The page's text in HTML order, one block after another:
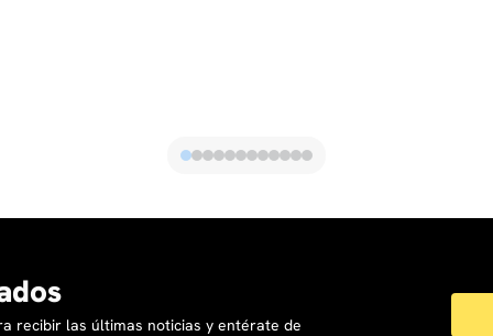
recibir las últimas noticias y entérate de